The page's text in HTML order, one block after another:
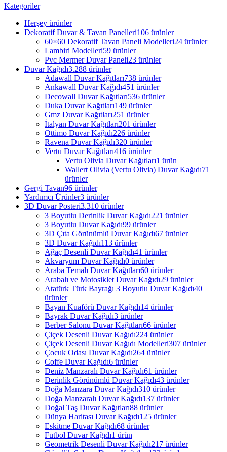
Kategoriler
Herşey ürünler
Dekoratif Duvar & Tavan Panelleri106 ürünler
60×60 Dekoratif Tavan Paneli Modelleri24 ürünler
Lambiri Modelleri59 ürünler
Pvc Mermer Duvar Paneli23 ürünler
Duvar Kağıdı3.288 ürünler
Adawall Duvar Kağıtları738 ürünler
Ankawall Duvar Kağıdı451 ürünler
Decowall Duvar Kağıtları536 ürünler
Duka Duvar Kağıtları149 ürünler
Gmz Duvar Kağıtları251 ürünler
İtalyan Duvar Kağıtları201 ürünler
Ottimo Duvar Kağıdı226 ürünler
Ravena Duvar Kağıdı320 ürünler
Vertu Duvar Kağıtları416 ürünler
Vertu Olivia Duvar Kağıtları1 ürün
Wallert Olivia (Vertu Olivia) Duvar Kağıdı71
ürünler
Gergi Tavan96 ürünler
Yardımcı Ürünler3 ürünler
3D Duvar Posteri3.310 ürünler
3 Boyutlu Derinlik Duvar Kağıdı221 ürünler
3 Boyutlu Duvar Kağıdı99 ürünler
3D Çıta Görünümlü Duvar Kağıdı67 ürünler
3D Duvar Kağıdı113 ürünler
Ağaç Desenli Duvar Kağıdı41 ürünler
Akvaryum Duvar Kağıdı0 ürünler
Araba Temalı Duvar Kağıtları60 ürünler
Arabalı ve Motosiklet Duvar Kağıdı29 ürünler
Atatürk Türk Bayrağı 3 Boyutlu Duvar Kağıdı40
ürünler
Bayan Kuaförü Duvar Kağıdı14 ürünler
Bayrak Duvar Kağıdı3 ürünler
Berber Salonu Duvar Kağıtları66 ürünler
Çiçek Desenli Duvar Kağıdı224 ürünler
Çiçek Desenli Duvar Kağıdı Modelleri307 ürünler
Çocuk Odası Duvar Kağıdı264 ürünler
Coffe Duvar Kağıdı6 ürünler
Deniz Manzaralı Duvar Kağıdı61 ürünler
Derinlik Görünümlü Duvar Kağıdı43 ürünler
Doğa Manzara Duvar Kağıdı310 ürünler
Doğa Manzaralı Duvar Kağıdı137 ürünler
Doğal Taş Duvar Kağıtları88 ürünler
Dünya Haritası Duvar Kağıdı125 ürünler
Eskitme Duvar Kağıdı68 ürünler
Futbol Duvar Kağıdı1 ürün
Geometrik Desenli Duvar Kağıdı217 ürünler